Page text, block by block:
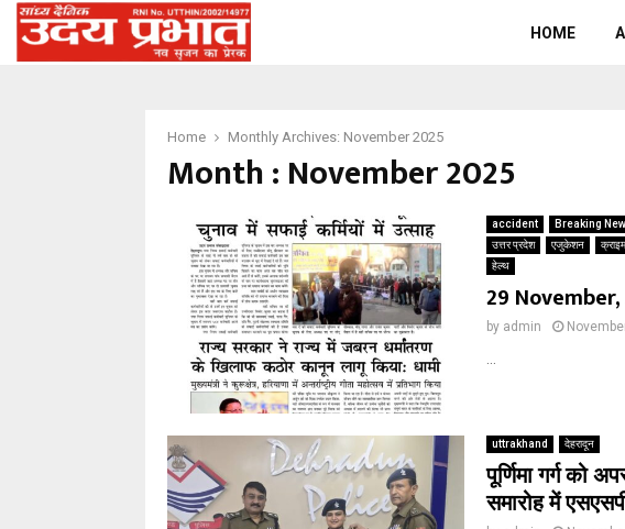
HOME
Home Monthly Archives: November 2025
Month : November 2025
accident Breaking
उत्तर प्रदेश
एजुकेशन क्राइम
हेल्थ
29
by admin
uttrakhand देहरादून
पूर्णिमा गर्ग को
समारोह में